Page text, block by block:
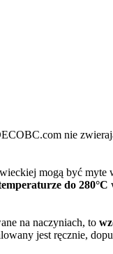
nie
mogą być
do 280°C
na naczyniach, to
jest ręcznie,